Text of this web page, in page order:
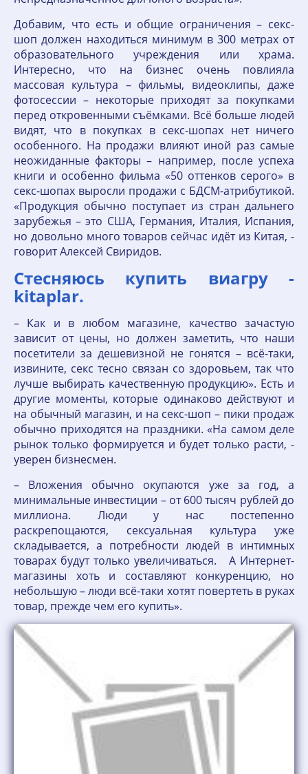
Добавим, что есть и общие ограничения – секс-
шоп должен находиться минимум в 300 метрах от
образовательного учреждения или храма.
Интересно, что на бизнес очень повлияла
массовая культура – фильмы, видеоклипы, даже
фотосессии – некоторые приходят за покупками
перед откровенными съёмками. Всё больше людей
видят, что в покупках в секс-шопах нет ничего
особенного. На продажи влияют иной раз самые
неожиданные факторы – например, после успеха
книги и особенно фильма «50 оттенков серого» в
секс-шопах выросли продажи с БДСМ-атрибутикой.
«Продукция обычно поступает из стран дальнего
зарубежья – это США, Германия, Италия, Испания,
но довольно много товаров сейчас идёт из Китая, -
говорит Алексей Свиридов.
Стесняюсь купить виагру -
kitaplar.
– Как и в любом магазине, качество зачастую
зависит от цены, но должен заметить, что наши
посетители за дешевизной не гонятся – всё-таки,
извините, секс тесно связан со здоровьем, так что
лучше выбирать качественную продукцию». Есть и
другие моменты, которые одинаково действуют и
на обычный магазин, и на секс-шоп – пики продаж
обычно приходятся на праздники. «На самом деле
рынок только формируется и будет только расти, -
уверен бизнесмен.
– Вложения обычно окупаются уже за год, а
минимальные инвестиции – от 600 тысяч рублей до
миллиона. Люди у нас постепенно
раскрепощаются, сексуальная культура уже
складывается, а потребности людей в интимных
товарах будут только увеличиваться. А Интернет-
магазины хоть и составляют конкуренцию, но
небольшую – люди всё-таки хотят повертеть в руках
товар, прежде чем его купить».